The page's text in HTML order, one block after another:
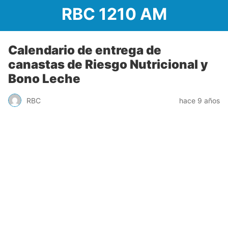
RBC 1210 AM
Calendario de entrega de
canastas de Riesgo Nutricional y
Bono Leche
RBC hace 9 años